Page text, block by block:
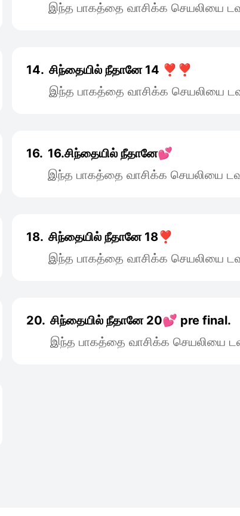
இந்த பாகத்தை வாசிக்க செயலியை
14. சிந்தையில் நீதானே 14 ❣️❣️
இந்த பாகத்தை வாசிக்க செயலியை
16. 16.சிந்தையில் நீதானே💕
இந்த பாகத்தை வாசிக்க செயலியை
18. சிந்தையில் நீதானே 18❣️
இந்த பாகத்தை வாசிக்க செயலியை
20. சிந்தையில் நீதானே 20💕 pre final.
இந்த பாகத்தை வாசிக்க செயலியை